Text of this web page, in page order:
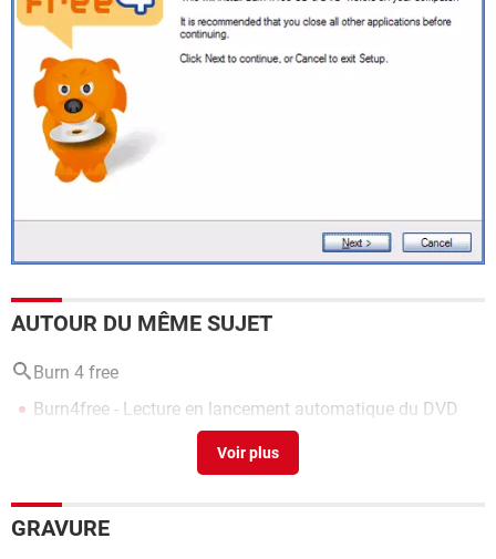
AUTOUR DU MÊME SUJET
Burn 4 free
Burn4free - Lecture en lancement automatique du DVD
Forum Gravure
GRAVURE